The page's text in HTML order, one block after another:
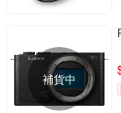
補貨中